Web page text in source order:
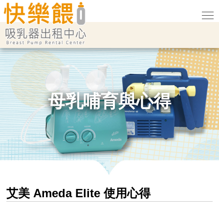
母乳哺育與心得
艾美 Ameda Elite 使用心得